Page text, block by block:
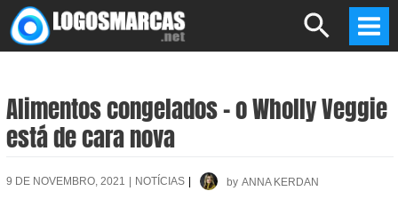
Skip
to
Search
Alimentos congelados – o Wholly Veggie
está de cara nova
9 DE NOVEMBRO, 2021 NOTÍCIAS by ANNA KERDAN